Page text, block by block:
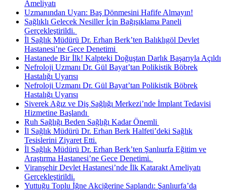
Ameliyatı
Uzmanından Uyarı: Baş Dönmesini Hafife Almayın!
Sağlıklı Gelecek Nesiller İçin Bağışıklama Paneli
Gerçekleştirildi. ​
İl Sağlık Müdürü Dr. Erhan Berk’ten Balıklıgöl Devlet
Hastanesi’ne Gece Denetimi ​
Hastanede Bir İlk! Kalpteki Doğuştan Darlık Başarıyla Açıldı
Nefroloji Uzmanı Dr. Gül Bayat’tan Polikistik Böbrek
Hastalığı Uyarısı
Nefroloji Uzmanı Dr. Gül Bayat’tan Polikistik Böbrek
Hastalığı Uyarısı
Siverek Ağız ve Diş Sağlığı Merkezi’nde İmplant Tedavisi
Hizmetine Başlandı ​
Ruh Sağlığı Beden Sağlığı Kadar Önemli ​
İl Sağlık Müdürü Dr. Erhan Berk Halfeti’deki Sağlık
Tesislerini Ziyaret Etti.
İl Sağlık Müdürü Dr. Erhan Berk’ten Şanlıurfa Eğitim ve
Araştırma Hastanesi’ne Gece Denetimi. ​
Viranşehir Devlet Hastanesi’nde İlk Katarakt Ameliyatı
Gerçekleştirildi.
Yuttuğu Toplu İğne Akciğerine Saplandı: Şanlıurfa’da